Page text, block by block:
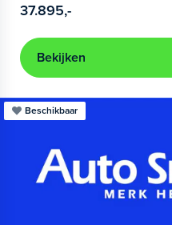
37.895,-
Bekijken
Beschikbaar